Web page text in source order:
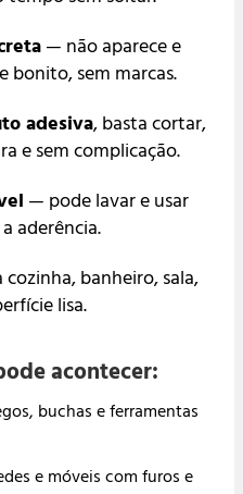
— não aparece e
bonito, sem marcas.
adesiva, basta cortar,
e sem complicação.
— pode lavar e usar
aderência.
banheiro, sala,
lisa.
acontecer:
buchas e ferramentas
e móveis com furos e